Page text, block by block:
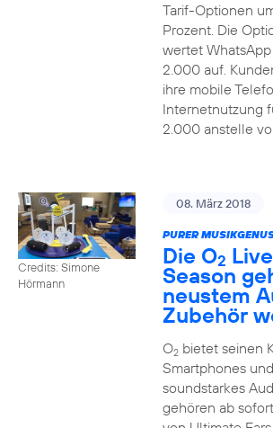
Tarif-Optionen
Prozent. Die
wertet
2.000 auf.
ihre mobile
Internetnutzung
2.000 anstelle
Credits: Simone
Hörmann
08. März 2018
PURER
Die O2
Season
neustem
Zubehör
O2bietet seinen
Smartphones
soundstarkes
gehören ab